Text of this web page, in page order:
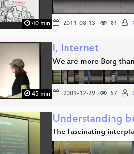
40 min 2011-08-13 81
45 min
I, Internet
We are more Borg
2009-12-29 57
Understanding
The fascinating